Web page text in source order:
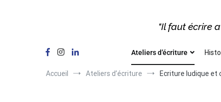
"Il faut écrire
Ateliers d’écriture
Accueil Ateliers d’écriture Ecriture ludique et